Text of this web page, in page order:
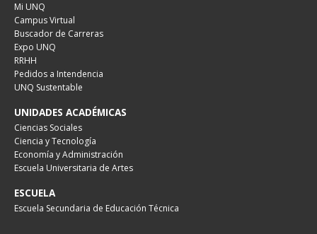
Mi UNQ
Campus Virtual
Buscador de Carreras
Expo UNQ
RRHH
Pedidos a Intendencia
UNQ Sustentable
UNIDADES ACADÉMICAS
Ciencias Sociales
Ciencia y Tecnología
Economía y Administración
Escuela Universitaria de Artes
ESCUELA
Escuela Secundaria de Educación Técnica